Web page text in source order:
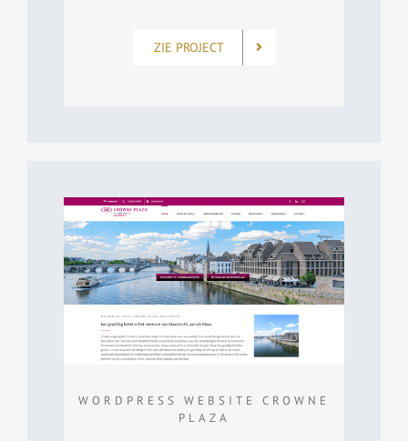
ZIE PROJECT
WORDPRESS WEBSITE CROWNE
PLAZA